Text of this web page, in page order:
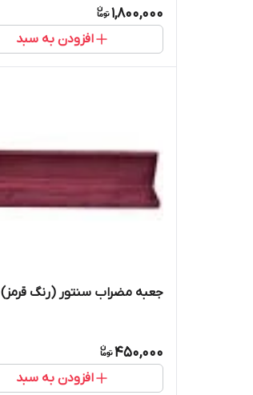
1,800,000
افزودن به سبد
جعبه مضراب سنتور (رنگ قرمز)
450,000
افزودن به سبد